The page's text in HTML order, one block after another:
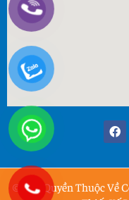
© Bản Quyền Thuộc Về